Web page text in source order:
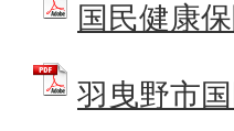
国民健康
羽曳野市